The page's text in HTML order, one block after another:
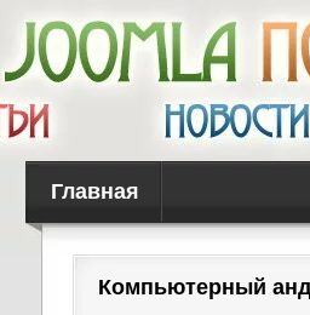
Главная
Компьютерный